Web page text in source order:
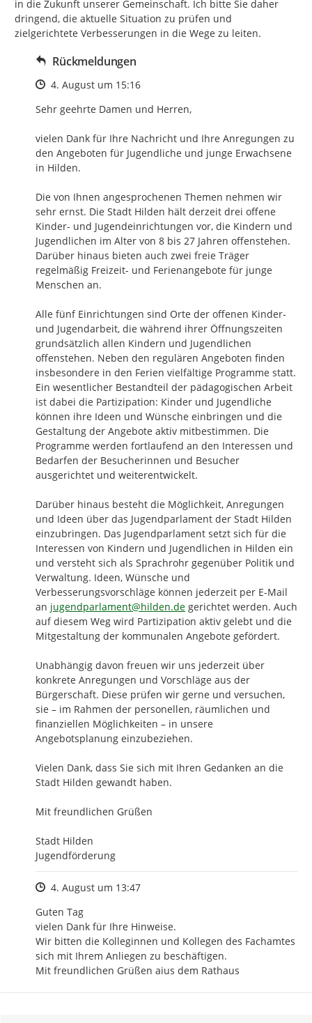
in die Zukunft unserer Gemeinschaft. Ich bitte Sie daher
dringend, die aktuelle Situation zu prüfen und
zielgerichtete Verbesserungen in die Wege zu leiten.
Rückmeldungen
Zeitpunkt des Erstellens
4. August um 15:16
Sehr geehrte Damen und Herren,
vielen Dank für Ihre Nachricht und Ihre Anregungen zu
den Angeboten für Jugendliche und junge Erwachsene
in Hilden.
Die von Ihnen angesprochenen Themen nehmen wir
sehr ernst. Die Stadt Hilden hält derzeit drei offene
Kinder- und Jugendeinrichtungen vor, die Kindern und
Jugendlichen im Alter von 8 bis 27 Jahren offenstehen.
Darüber hinaus bieten auch zwei freie Träger
regelmäßig Freizeit- und Ferienangebote für junge
Menschen an.
Alle fünf Einrichtungen sind Orte der offenen Kinder-
und Jugendarbeit, die während ihrer Öffnungszeiten
grundsätzlich allen Kindern und Jugendlichen
offenstehen. Neben den regulären Angeboten finden
insbesondere in den Ferien vielfältige Programme statt.
Ein wesentlicher Bestandteil der pädagogischen Arbeit
ist dabei die Partizipation: Kinder und Jugendliche
können ihre Ideen und Wünsche einbringen und die
Gestaltung der Angebote aktiv mitbestimmen. Die
Programme werden fortlaufend an den Interessen und
Bedarfen der Besucherinnen und Besucher
ausgerichtet und weiterentwickelt.
Darüber hinaus besteht die Möglichkeit, Anregungen
und Ideen über das Jugendparlament der Stadt Hilden
einzubringen. Das Jugendparlament setzt sich für die
Interessen von Kindern und Jugendlichen in Hilden ein
und versteht sich als Sprachrohr gegenüber Politik und
Verwaltung. Ideen, Wünsche und
Verbesserungsvorschläge können jederzeit per E-Mail
an jugendparlament@hilden.de gerichtet werden. Auch
auf diesem Weg wird Partizipation aktiv gelebt und die
Mitgestaltung der kommunalen Angebote gefördert.
Unabhängig davon freuen wir uns jederzeit über
konkrete Anregungen und Vorschläge aus der
Bürgerschaft. Diese prüfen wir gerne und versuchen,
sie – im Rahmen der personellen, räumlichen und
finanziellen Möglichkeiten – in unsere
Angebotsplanung einzubeziehen.
Vielen Dank, dass Sie sich mit Ihren Gedanken an die
Stadt Hilden gewandt haben.
Mit freundlichen Grüßen
Stadt Hilden
Jugendförderung
Zeitpunkt des Erstellens
4. August um 13:47
Guten Tag
vielen Dank für Ihre Hinweise.
Wir bitten die Kolleginnen und Kollegen des Fachamtes
sich mit Ihrem Anliegen zu beschäftigen.
Mit freundlichen Grüßen aius dem Rathaus